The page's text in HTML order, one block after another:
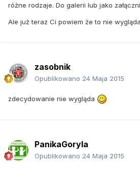
różne rodzaje. Do galerii lub jako
Ale już teraz Ci powiem że to nie
zasobnik
Opublikowano 24 Maja 2015
zdecydowanie nie wygląda
PanikaGoryla
Opublikowano 24 Maja 2015